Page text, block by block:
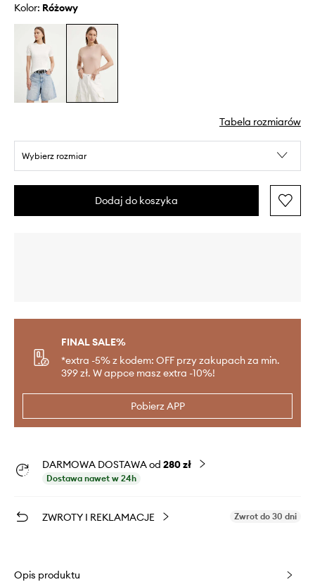
Kolor: różowy
Tabela rozmiarów
Wybierz rozmiar
Dodaj do koszyka
FINAL SALE%
*extra -5% z kodem: OFF przy zakupach za min.
399 zł. W appce masz extra -10%!
Pobierz APP
DARMOWA DOSTAWA od 280 zł
Dostawa nawet w 24h
ZWROTY I REKLAMACJE Zwrot do 30 dni
Opis produktu